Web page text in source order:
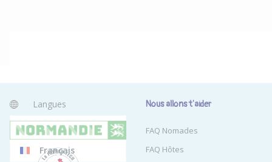
Langues
Anglais
Français
Nous allons t'aider
FAQ Nomades
FAQ Hôtes